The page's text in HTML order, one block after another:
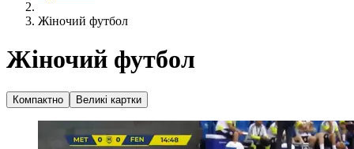
Жіночий футбол
Жіночий футбол
Компактно Великі картки